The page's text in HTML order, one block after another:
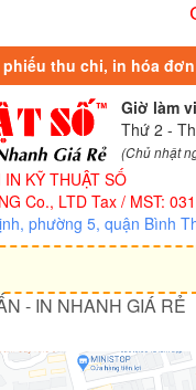
thu chi, in hóa
Giờ làm
Thứ 2 -
(Chủ nhật
KỸ THUẬT SỐ
Co., LTD Tax / MST:
phường 5, quận Bình
- IN NHANH GIÁ RẺ